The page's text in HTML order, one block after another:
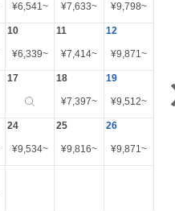
¥6,541~ ¥7,633~ ¥9,798~
10
¥6,339~
11
¥7,414~
12
¥9,871~
17 18
¥7,397~
19
¥9,512~
24
¥9,534~
25
¥9,816~
26
¥9,871~